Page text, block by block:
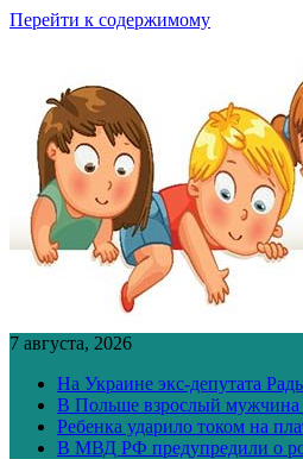
Перейти к содержимому
7 августа, 2026
На Украине экс-депутата
В Польше взрослый мужчина
Ребенка ударило током на
В МВД РФ предупредили о